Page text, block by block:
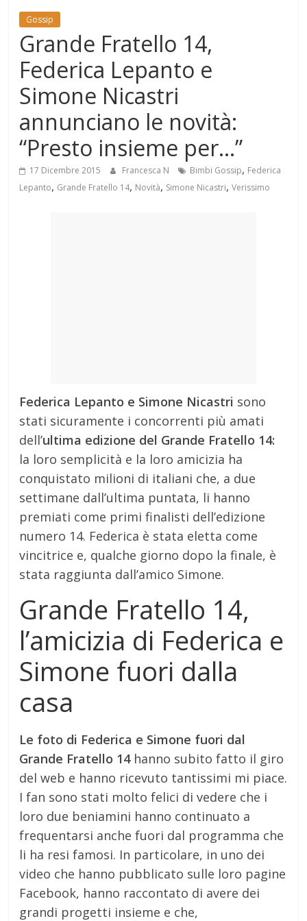
Gossip
Grande Fratello 14,
Federica Lepanto e
Simone Nicastri
annunciano le novità:
“Presto insieme per…”
17 Dicembre 2015 Francesca N Bimbi Gossip, Federica
Lepanto, Grande Fratello 14, Novità, Simone Nicastri,Verissimo
Federica Lepanto e Simone Nicastri sono
stati sicuramente i concorrenti più amati
dell’ultima edizione del Grande Fratello 14:
la loro semplicità e la loro amicizia ha
conquistato milioni di italiani che, a due
settimane dall’ultima puntata, li hanno
premiati come primi finalisti dell’edizione
numero 14. Federica è stata eletta come
vincitrice e, qualche giorno dopo la finale, è
stata raggiunta dall’amico Simone.
Grande Fratello 14,
l’amicizia di Federica e
Simone fuori dalla
casa
Le foto di Federica e Simone fuori dal
Grande Fratello 14hanno subito fatto il giro
del web e hanno ricevuto tantissimi mi piace.
I fan sono stati molto felici di vedere che i
loro due beniamini hanno continuato a
frequentarsi anche fuori dal programma che
li ha resi famosi. In particolare, in uno dei
video che hanno pubblicato sulle loro pagine
Facebook, hanno raccontato di avere dei
grandi progetti insieme e che,